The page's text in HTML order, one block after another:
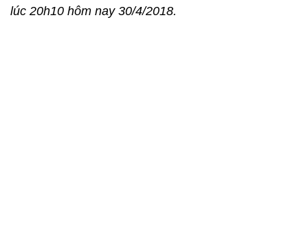
lúc 20h10 hôm nay 30/4/2018.